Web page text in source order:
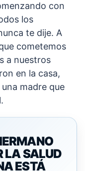
con
los
te dije. A
cometemos
a nuestros
en la casa,
madre que
LA SALUD
ESTÁ